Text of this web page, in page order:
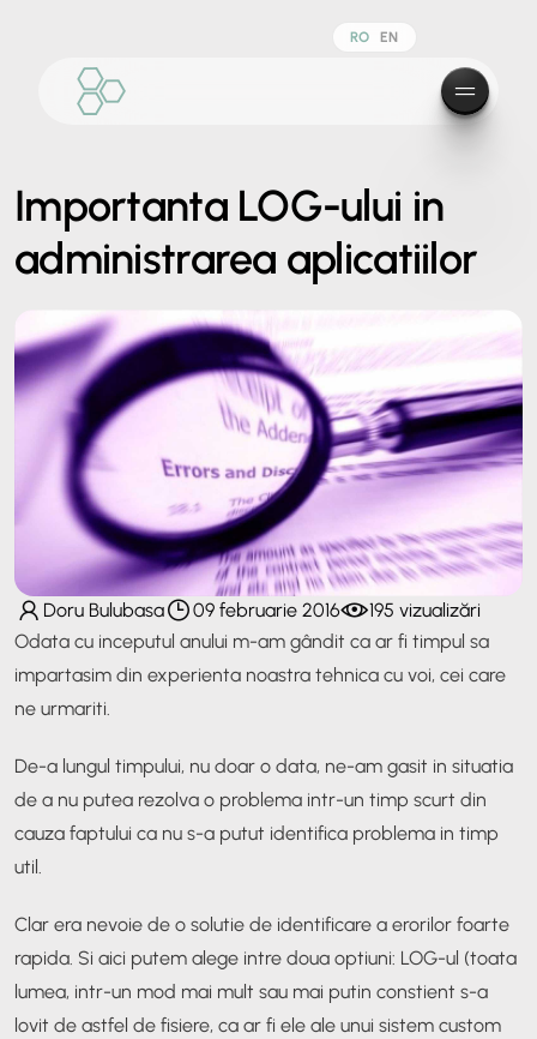
RO EN
Importanta LOG-ului in
administrarea aplicatiilor
Doru Bulubasa 09 februarie 2016
195 vizualizări
Odata cu inceputul anului m-am gândit ca ar fi timpul sa
impartasim din experienta noastra tehnica cu voi, cei care
ne urmariti.
De-a lungul timpului, nu doar o data, ne-am gasit in situatia
de a nu putea rezolva o problema intr-un timp scurt din
cauza faptului ca nu s-a putut identifica problema in timp
util.
Clar era nevoie de o solutie de identificare a erorilor foarte
rapida. Si aici putem alege intre doua optiuni: LOG-ul (toata
lumea, intr-un mod mai mult sau mai putin constient s-a
lovit de astfel de fisiere, ca ar fi ele ale unui sistem custom